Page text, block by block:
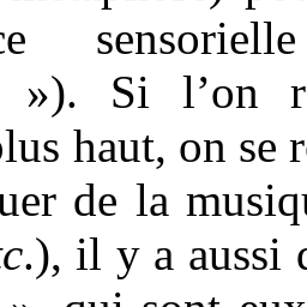
»). Si l’on
haut, on se
de la
.), il y a aussi